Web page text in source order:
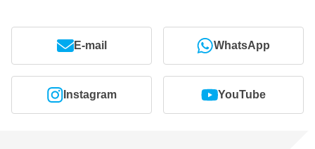
E-mail WhatsApp
Instagram YouTube